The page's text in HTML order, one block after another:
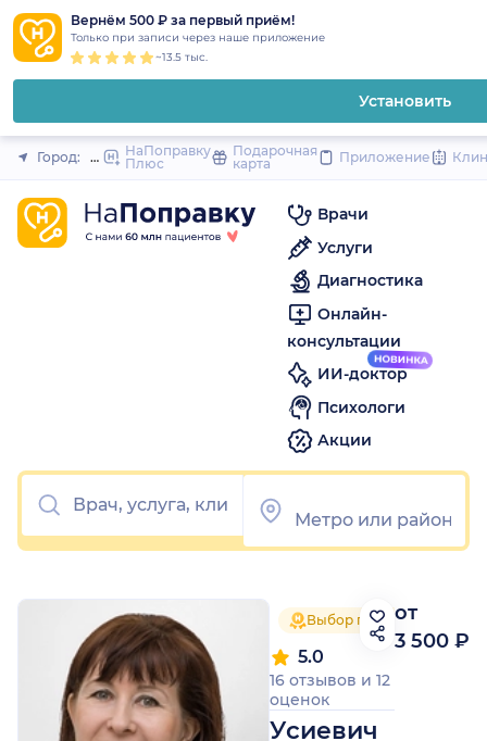
Вернём 500 ₽ за первый приём!
Только при записи через наше приложение
~13.5 тыс.
Установить
Закрыть
Город: Нижний Новгород
НаПоправку
Плюс
Подарочная
карта
Приложение
Врачи
Услуги
Диагностика
Онлайн-
консультации
ИИ-доктор
Психологи
Акции
Выбор пациентов 2025
Усиевич
5.0
16 отзывов и 12
оценок
от
3 500 ₽